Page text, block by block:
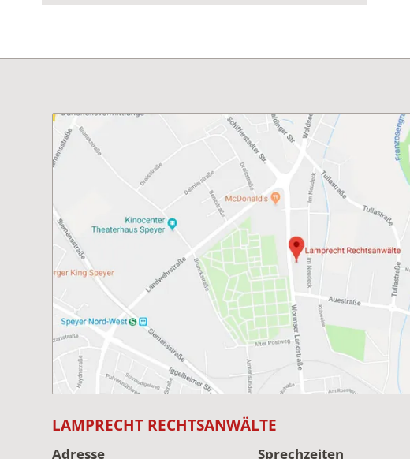
LAMPRECHT RECHTSANWÄLTE
Adresse Sprechzeiten